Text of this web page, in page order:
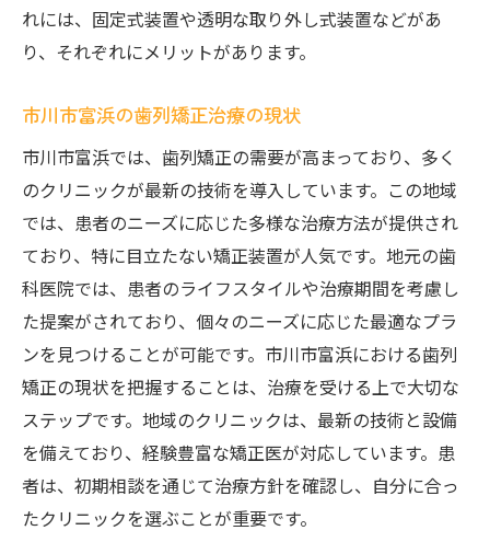
痛みの少ない最新矯正技術の紹介
市川市富浜での先端技術のクリニックリス
これから始まる未来の矯正治療
歯列矯正クリニック選びで失敗しないためのコ
ツ
信頼できるクリニックの選び方
市川市富浜のおすすめクリニック紹介
クリニック選びで確認すべきポイント
歯科医の資格と経験について知る
患者レビューを活用したクリニック評価
初回相談で確認しておくべき質問
理想の歯並びで自信を持つ！市川市富浜での治
療体験
治療後の美しい歯並びで得られる自信
れには、固定式装置や透明な取り外し式装置などがあ
り、それぞれにメリットがあります。
市川市富浜の歯列矯正治療の現状
市川市富浜では、歯列矯正の需要が高まっており、多く
のクリニックが最新の技術を導入しています。この地域
では、患者のニーズに応じた多様な治療方法が提供され
ており、特に目立たない矯正装置が人気です。地元の歯
科医院では、患者のライフスタイルや治療期間を考慮し
た提案がされており、個々のニーズに応じた最適なプラ
ンを見つけることが可能です。市川市富浜における歯列
矯正の現状を把握することは、治療を受ける上で大切な
ステップです。地域のクリニックは、最新の技術と設備
を備えており、経験豊富な矯正医が対応しています。患
者は、初期相談を通じて治療方針を確認し、自分に合っ
たクリニックを選ぶことが重要です。